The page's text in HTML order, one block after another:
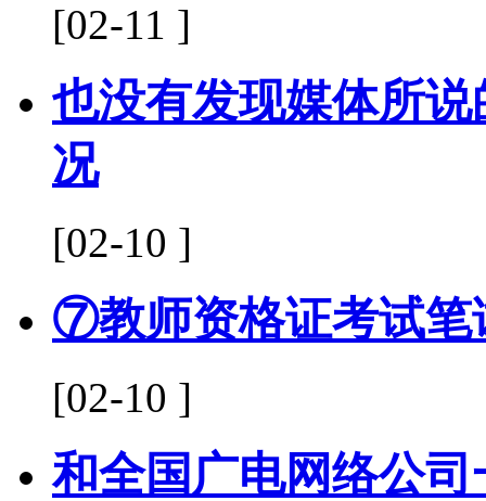
[02-11 ]
也没有发现媒体所
况
[02-10 ]
⑦教师资格证考试笔
[02-10 ]
和全国广电网络公